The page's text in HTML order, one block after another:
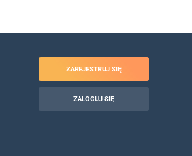
ZAREJESTRUJ SIĘ
ZALOGUJ SIĘ